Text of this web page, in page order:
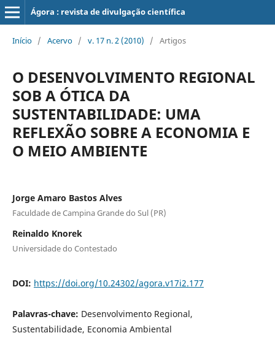
Ágora : revista de divulgação científica
Início / Acervo / v. 17 n. 2 (2010) / Artigos
O DESENVOLVIMENTO REGIONAL
SOB A ÓTICA DA
SUSTENTABILIDADE: UMA
REFLEXÃO SOBRE A ECONOMIA E
O MEIO AMBIENTE
Jorge Amaro Bastos Alves
Faculdade de Campina Grande do Sul (PR)
Reinaldo Knorek
Universidade do Contestado
DOI: https://doi.org/10.24302/agora.v17i2.177
Palavras-chave: Desenvolvimento Regional,
Sustentabilidade, Economia Ambiental